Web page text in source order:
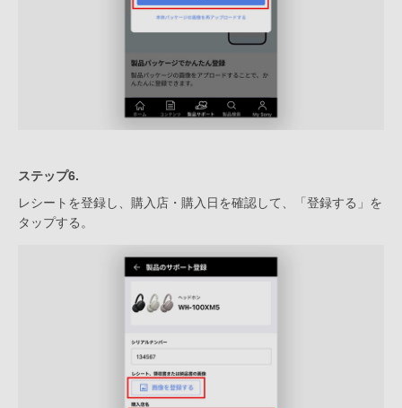
ステップ6.
レシートを登録し、購入店・購入日を確認して、「登録する」を
タップする。